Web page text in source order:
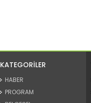
KATEGORİLER
HABER
PROGRAM